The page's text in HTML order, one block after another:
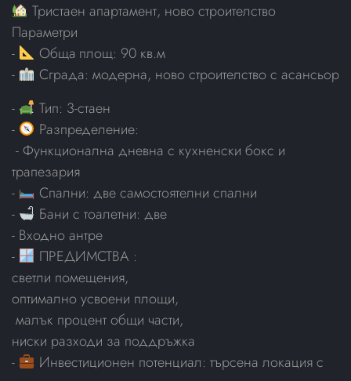
Тристаен апартамент, ново строителство
Параметри
-
Общa площ: 90 кв.м
-
Сграда: модерна, ново строителство с асансьор
-
Тип: 3-стаен
-
Разпределение:
- Функционална дневна с кухненски бокс и
трапезария
-
Спални: две самостоятелни спални
-
Бани с тоалетни: две
- Входно антре
-
ПРЕДИМСТВА :
светли помещения,
оптимално усвоени площи,
малък процент общи части,
ниски разходи за поддръжка
-
Инвестиционен потенциал: търсена локация с